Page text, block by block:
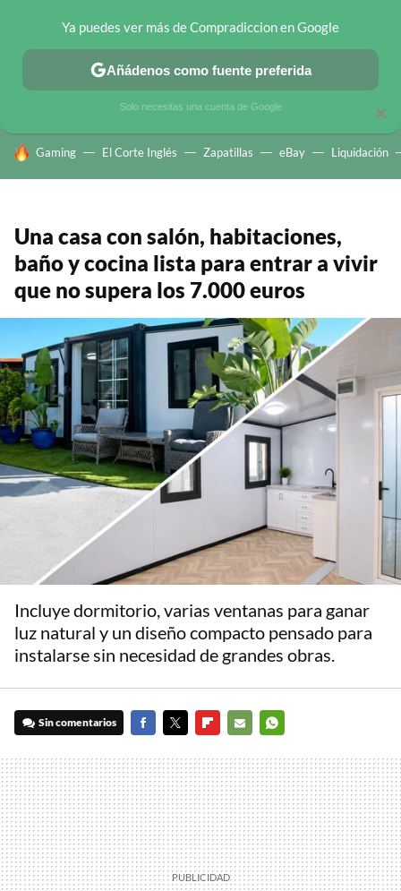
CHOLLOS TELEGRAM OFERTAS EN MÓVILES OFERTAS EN
HOY SE HABLA DE
Gaming El Corte Inglés Zapatillas eBay Liquidación
Una casa con salón, habitaciones,
baño y cocina lista para entrar a vivir
que no supera los 7.000 euros
Incluye dormitorio, varias ventanas para ganar
luz natural y un diseño compacto pensado para
instalarse sin necesidad de grandes obras.
Sin comentarios
MAIL
×
Ya puedes ver más de Compradiccion en Google
Añádenos como fuente preferida
Solo necesitas una cuenta de Google